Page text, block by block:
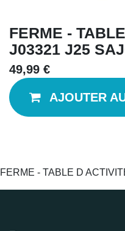
FERME -
J03321 J25
49,99 €
AJOUTER
FERME - TABLE D